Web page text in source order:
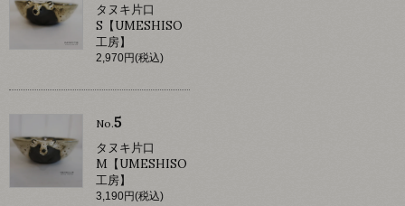
タヌキ片口
S【UMESHISO
工房】
2,970円(税込)
No.5
タヌキ片口
M【UMESHISO
工房】
3,190円(税込)